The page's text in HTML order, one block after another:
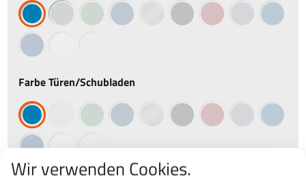
Farbe Türen/Schubladen
Wir verwenden Cookies.